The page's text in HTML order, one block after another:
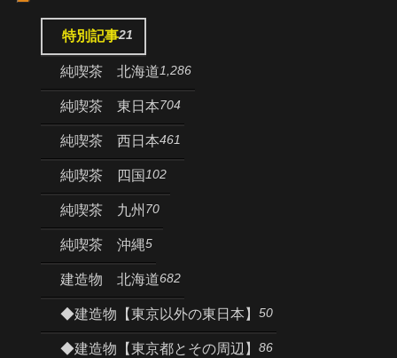
特別記事21
純喫茶 北海道1,286
純喫茶 東日本704
純喫茶 西日本461
純喫茶 四国 102
純喫茶 九州 70
純喫茶 沖縄5
建造物 北海道682
◆建造物【東京以外の東日本】 50
◆建造物【東京都とその周辺】 86